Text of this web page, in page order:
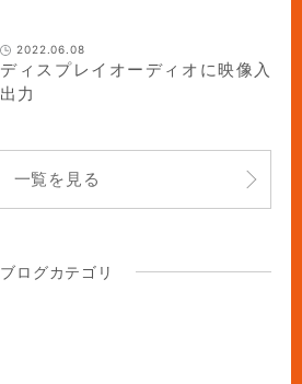
2022.06.08
ディスプレイオーディオに映像入
出力
一覧を見る
ブログカテゴリ